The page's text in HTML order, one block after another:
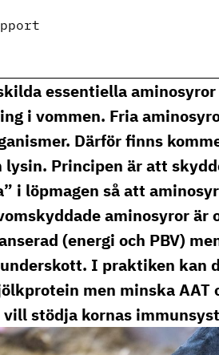
mjölkproduktion
essentiella
i vommen. Fria
Därför finns
Principen är att
i löpmagen så att
aminosyror är
(energi och PBV)
I praktiken kan
men minska AAT
stödja kornas